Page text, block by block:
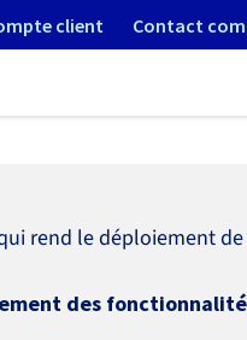
client Contact
rend le déploiement
des